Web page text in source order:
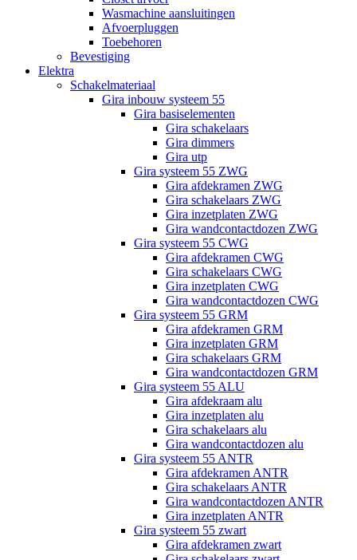
Wasmachine aansluitingen
Afvoerpluggen
Toebehoren
Bevestiging
Elektra
Schakelmateriaal
Gira inbouw systeem 55
Gira basiselementen
Gira schakelaars
Gira dimmers
Gira utp
Gira systeem 55 ZWG
Gira afdekramen ZWG
Gira schakelaars ZWG
Gira inzetplaten ZWG
Gira wandcontactdozen ZWG
Gira systeem 55 CWG
Gira afdekramen CWG
Gira schakelaars CWG
Gira inzetplaten CWG
Gira wandcontactdozen CWG
Gira systeem 55 GRM
Gira afdekramen GRM
Gira inzetplaten GRM
Gira schakelaars GRM
Gira wandcontactdozen GRM
Gira systeem 55 ALU
Gira afdekraam alu
Gira inzetplaten alu
Gira schakelaars alu
Gira wandcontactdozen alu
Gira systeem 55 ANTR
Gira afdekramen ANTR
Gira schakelaars ANTR
Gira wandcontactdozen ANTR
Gira inzetplaten ANTR
Gira systeem 55 zwart
Gira afdekramen zwart